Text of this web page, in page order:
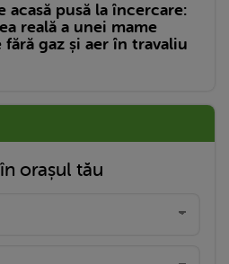
acasă pusă la încercare:
reală a unei mame
fără gaz și aer în travaliu
orașul tău